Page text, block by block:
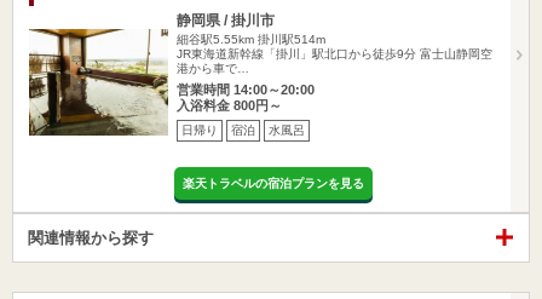
静岡県 / 掛川市
細谷駅5.55km 掛川駅514m
JR東海道新幹線「掛川」駅北口から徒歩9分 富士山静岡空
港から車で…
営業時間 14:00～20:00
入浴料金 800円～
日帰り 宿泊 水風呂
楽天トラベルの宿泊プランを見る
関連情報から探す